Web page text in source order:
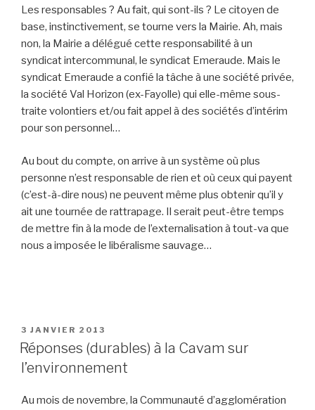
Les responsables ? Au fait, qui sont-ils ? Le citoyen de
base, instinctivement, se tourne vers la Mairie. Ah, mais
non, la Mairie a délégué cette responsabilité à un
syndicat intercommunal, le syndicat Emeraude. Mais le
syndicat Emeraude a confié la tâche à une société privée,
la société Val Horizon (ex-Fayolle) qui elle-même sous-
traite volontiers et/ou fait appel à des sociétés d’intérim
pour son personnel…
Au bout du compte, on arrive à un système où plus
personne n’est responsable de rien et où ceux qui payent
(c’est-à-dire nous) ne peuvent même plus obtenir qu’il y
ait une tournée de rattrapage. Il serait peut-être temps
de mettre fin à la mode de l’externalisation à tout-va que
nous a imposée le libéralisme sauvage…
PUBLIÉ
LE
3 JANVIER 2013
Réponses (durables) à la Cavam sur
l’environnement
Au mois de novembre, la Communauté d’agglomération